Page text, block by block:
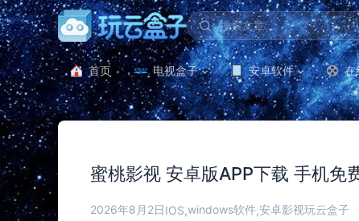
首页 电视盒子 安卓软件 在
蜜桃影视 安卓版APP下载 手机免
2026年8月2日IOS,windows软件,安卓影视玩云盒子